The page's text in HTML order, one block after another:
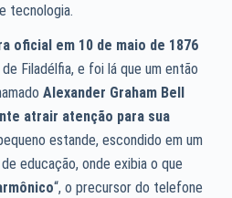
tecnologia.
oficial em 10 de maio de 1876
Filadélfia, e foi lá que um então
Alexander Graham Bell
atrair atenção para sua
estande, escondido em um
educação, onde exibia o que
“, o precursor do telefone